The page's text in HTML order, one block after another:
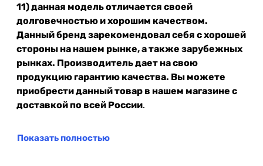
11) данная модель отличается своей
долговечностью и хорошим качеством.
Данный бренд зарекомендовал себя с хорошей
стороны на нашем рынке, а также зарубежных
рынках. Производитель дает на свою
продукцию гарантию качества. Вы можете
приобрести данный товар в нашем магазине с
доставкой по всей России.
Показать полностью